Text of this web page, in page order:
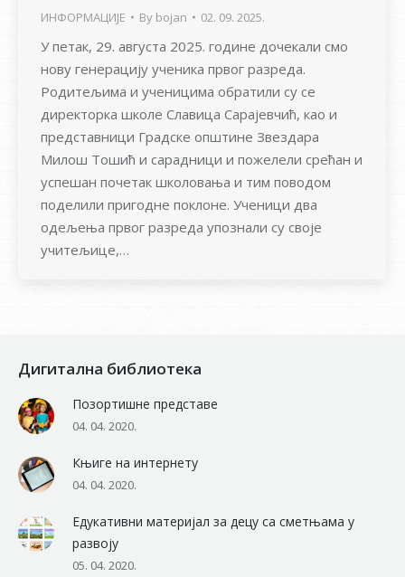
ИНФОРМАЦИЈЕ By bojan 02. 09. 2025.
У петак, 29. августа 2025. године дочекали смо
нову генерацију ученика првог разреда.
Родитељима и ученицима обратили су се
директорка школе Славица Сарајевчић, као и
представници Градске општине Звездара
Милош Тошић и сарадници и пожелели срећан и
успешан почетак школовања и тим поводом
поделили пригодне поклоне. Ученици два
одељења првог разреда упознали су своје
учитељице,…
Дигитална библиотека
Позортишне представе
04. 04. 2020.
Књиге на интернету
04. 04. 2020.
Едукативни материјал за децу са сметњама у
развоју
05. 04. 2020.